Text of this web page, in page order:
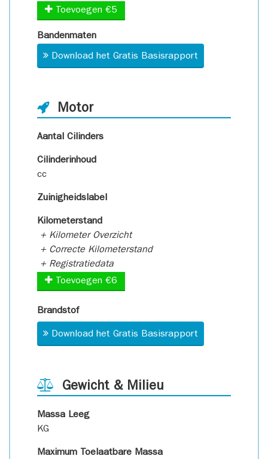
Toevoegen €5
Bandenmaten
Download het Gratis Basisrapport
Motor
Aantal Cilinders
Cilinderinhoud
cc
Zuinigheidslabel
Kilometerstand
+ Kilometer Overzicht
+ Correcte Kilometerstand
+ Registratiedata
Toevoegen €6
Brandstof
Download het Gratis Basisrapport
Gewicht & Milieu
Massa Leeg
KG
Maximum Toelaatbare Massa